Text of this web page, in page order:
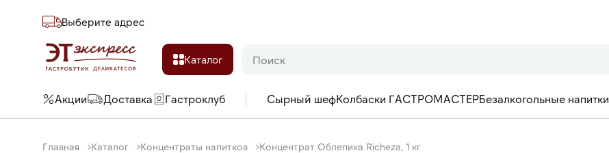
Выберите адреc
Каталог
Акции Доставка Гастроклуб Сырный шефКолбаски ГАСТРОМАСТЕРБезалкогольные напитки
Главная Каталог Концентраты напитков Концентрат Облепиха Richeza, 1 кг